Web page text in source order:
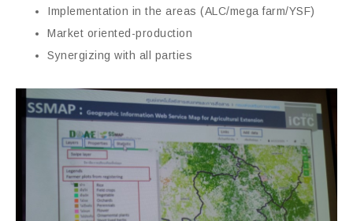
Implementation in the areas (ALC/mega farm/YSF)
Market oriented-production
Synergizing with all parties